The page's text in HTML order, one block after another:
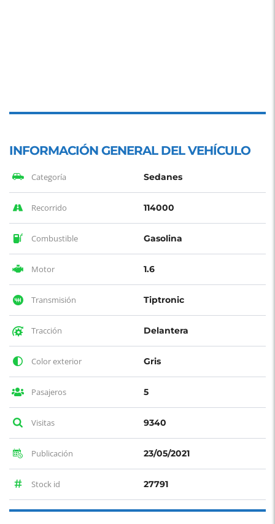
INFORMACIÓN GENERAL DEL VEHÍCULO
Categoría Sedanes
Recorrido 114000
Combustible Gasolina
Motor 1.6
Transmisión Tiptronic
Tracción Delantera
Color exterior Gris
Pasajeros 5
Visitas 9340
Publicación 23/05/2021
Stock id 27791